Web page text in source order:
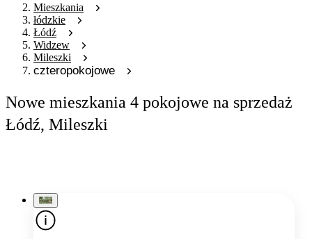
Mieszkania
łódzkie
Łódź
Widzew
Mileszki
czteropokojowe
Nowe mieszkania 4 pokojowe na sprzedaż
Łódź, Mileszki